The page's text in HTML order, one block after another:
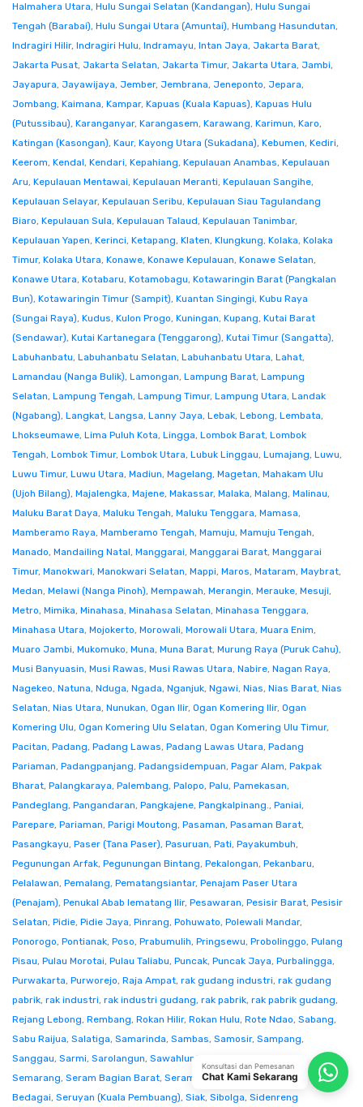
Halmahera Utara, Hulu Sungai Selatan (Kandangan), Hulu Sungai
Tengah (Barabai), Hulu Sungai Utara (Amuntai), Humbang Hasundutan,
Indragiri Hilir, Indragiri Hulu, Indramayu, Intan Jaya, Jakarta Barat,
Jakarta Pusat, Jakarta Selatan, Jakarta Timur, Jakarta Utara, Jambi,
Jayapura, Jayawijaya, Jember, Jembrana, Jeneponto, Jepara,
Jombang, Kaimana, Kampar, Kapuas (Kuala Kapuas), Kapuas Hulu
(Putussibau), Karanganyar, Karangasem, Karawang, Karimun, Karo,
Katingan (Kasongan), Kaur, Kayong Utara (Sukadana), Kebumen, Kediri,
Keerom, Kendal, Kendari, Kepahiang, Kepulauan Anambas, Kepulauan
Aru, Kepulauan Mentawai, Kepulauan Meranti, Kepulauan Sangihe,
Kepulauan Selayar, Kepulauan Seribu, Kepulauan Siau Tagulandang
Biaro, Kepulauan Sula, Kepulauan Talaud, Kepulauan Tanimbar,
Kepulauan Yapen, Kerinci, Ketapang, Klaten, Klungkung, Kolaka, Kolaka
Timur, Kolaka Utara, Konawe, Konawe Kepulauan, Konawe Selatan,
Konawe Utara, Kotabaru, Kotamobagu, Kotawaringin Barat (Pangkalan
Bun), Kotawaringin Timur (Sampit), Kuantan Singingi, Kubu Raya
(Sungai Raya), Kudus, Kulon Progo, Kuningan, Kupang, Kutai Barat
(Sendawar), Kutai Kartanegara (Tenggarong), Kutai Timur (Sangatta),
Labuhanbatu, Labuhanbatu Selatan, Labuhanbatu Utara, Lahat,
Lamandau (Nanga Bulik), Lamongan, Lampung Barat, Lampung
Selatan, Lampung Tengah, Lampung Timur, Lampung Utara, Landak
(Ngabang), Langkat, Langsa, Lanny Jaya, Lebak, Lebong, Lembata,
Lhokseumawe, Lima Puluh Kota, Lingga, Lombok Barat, Lombok
Tengah, Lombok Timur, Lombok Utara, Lubuk Linggau, Lumajang, Luwu,
Luwu Timur, Luwu Utara, Madiun, Magelang, Magetan, Mahakam Ulu
(Ujoh Bilang), Majalengka, Majene, Makassar, Malaka, Malang, Malinau,
Maluku Barat Daya, Maluku Tengah, Maluku Tenggara, Mamasa,
Mamberamo Raya, Mamberamo Tengah, Mamuju, Mamuju Tengah,
Manado, Mandailing Natal, Manggarai, Manggarai Barat, Manggarai
Timur, Manokwari, Manokwari Selatan, Mappi, Maros, Mataram, Maybrat,
Medan, Melawi (Nanga Pinoh), Mempawah, Merangin, Merauke, Mesuji,
Metro, Mimika, Minahasa, Minahasa Selatan, Minahasa Tenggara,
Minahasa Utara, Mojokerto, Morowali, Morowali Utara, Muara Enim,
Muaro Jambi, Mukomuko, Muna, Muna Barat, Murung Raya (Puruk Cahu),
Musi Banyuasin, Musi Rawas, Musi Rawas Utara, Nabire, Nagan Raya,
Nagekeo, Natuna, Nduga, Ngada, Nganjuk, Ngawi, Nias, Nias Barat, Nias
Selatan, Nias Utara, Nunukan, Ogan Ilir, Ogan Komering Ilir, Ogan
Komering Ulu, Ogan Komering Ulu Selatan, Ogan Komering Ulu Timur,
Pacitan, Padang, Padang Lawas, Padang Lawas Utara, Padang
Pariaman, Padangpanjang, Padangsidempuan, Pagar Alam, Pakpak
Bharat, Palangkaraya, Palembang, Palopo, Palu, Pamekasan,
Pandeglang, Pangandaran, Pangkajene, Pangkalpinang., Paniai,
Parepare, Pariaman, Parigi Moutong, Pasaman, Pasaman Barat,
Pasangkayu, Paser (Tana Paser), Pasuruan, Pati, Payakumbuh,
Pegunungan Arfak, Pegunungan Bintang, Pekalongan, Pekanbaru,
Pelalawan, Pemalang, Pematangsiantar, Penajam Paser Utara
(Penajam), Penukal Abab lematang Ilir, Pesawaran, Pesisir Barat, Pesisir
Selatan, Pidie, Pidie Jaya, Pinrang, Pohuwato, Polewali Mandar,
Ponorogo, Pontianak, Poso, Prabumulih, Pringsewu, Probolinggo, Pulang
Pisau, Pulau Morotai, Pulau Taliabu, Puncak, Puncak Jaya, Purbalingga,
Purwakarta, Purworejo, Raja Ampat, rak gudang industri, rak gudang
pabrik, rak industri, rak industri gudang, rak pabrik, rak pabrik gudang,
Rejang Lebong, Rembang, Rokan Hilir, Rokan Hulu, Rote Ndao, Sabang,
Sabu Raijua, Salatiga, Samarinda, Sambas, Samosir, Sampang,
Sanggau, Sarmi, Sarolangun, Sawahlunto
Semarang, Seram Bagian Barat, Seram Bagian Timur,Serang
Serdang
Bedagai, Seruyan (Kuala Pembuang), Siak, Sibolga, Sidenreng
Konsultasi dan Pemesanan
Chat Kami Sekarang